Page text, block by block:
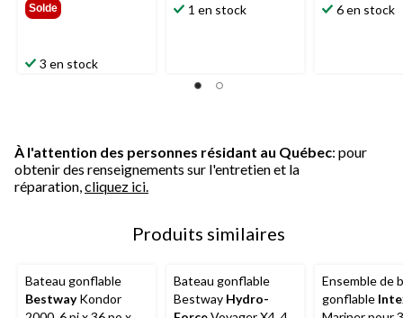
Solde
3 en stock
1 en stock 6 en stock
À l'attention des personnes résidant au Québec: pour
obtenir des renseignements sur l'entretien et la
réparation, cliquez ici.
Produits similaires
Bateau gonflable
BestwayKondor
Bateau gonflable
Bestway Hydro-
Ensemble de
gonflable